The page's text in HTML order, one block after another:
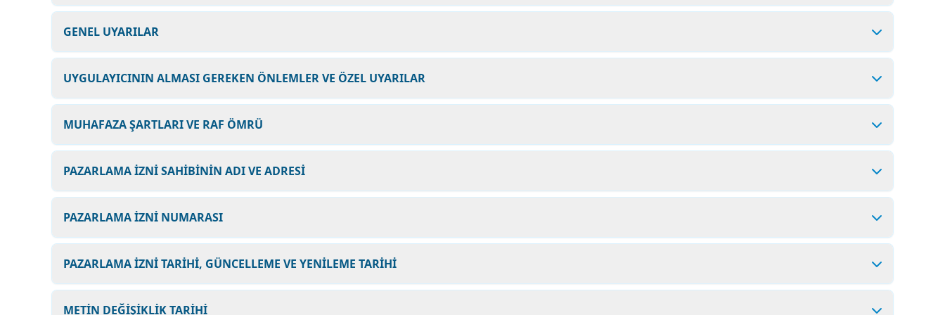
GENEL UYARILAR
UYGULAYICININ ALMASI GEREKEN ÖNLEMLER VE ÖZEL UYARILAR
MUHAFAZA ŞARTLARI VE RAF ÖMRÜ
PAZARLAMA İZNİ SAHİBİNİN ADI VE ADRESİ
PAZARLAMA İZNİ NUMARASI
PAZARLAMA İZNİ TARİHİ, GÜNCELLEME VE YENİLEME TARİHİ
METİN DEĞİŞİKLİK TARİHİ